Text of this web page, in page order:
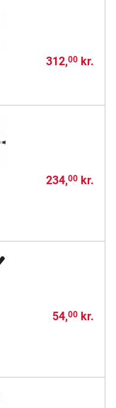
312,00kr.
234,00kr.
54,00kr.